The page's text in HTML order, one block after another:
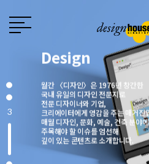
행복이 가득한 집
1987년 창간한 <행복이 가득한 집>은
‘생활을 디자인하면 행복이 더 커진
캐치프레이즈 아래
국내외 대표 디자이너ㆍ작가ㆍ브랜드
집을 매개로 한 ‘프리미엄 라이프스